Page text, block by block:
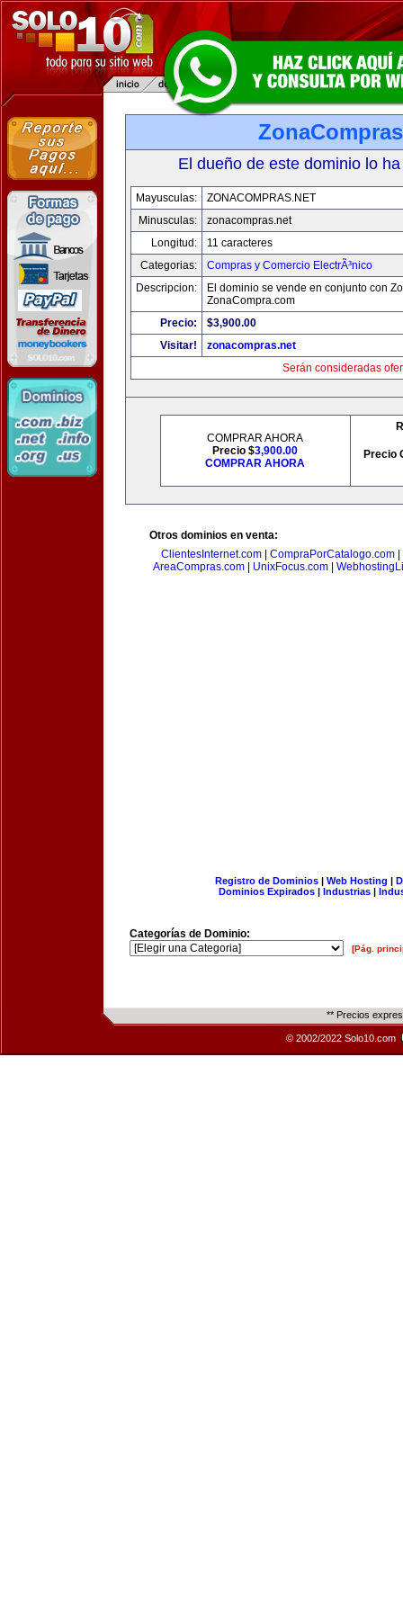
El dueño de este dominio lo
Mayusculas:
ZONACOMPRAS.NET
Minusculas:
zonacompras.net
Longitud:
11 caracteres
Categorias:
Compras y Comercio ElectrÃ³nico
Descripcion:
El dominio se vende en conjunto con
ZonaCompra.com
Precio:
$3,900.00
Visitar!
zonacompras.net
Serán consideradas
COMPRAR AHORA
Precio $3,900.00
COMPRAR AHORA
Precio
Otros dominios en venta:
ClientesInternet.com
CompraPorCatalogo.com
AreaCompras.com
UnixFocus.com
Registro de Dominios| Web Hosting |
Dominios Expirados | Industrias |
Categorías de Dominio:
[Pág.
** Precios
© 2002/2022 Solo10.com